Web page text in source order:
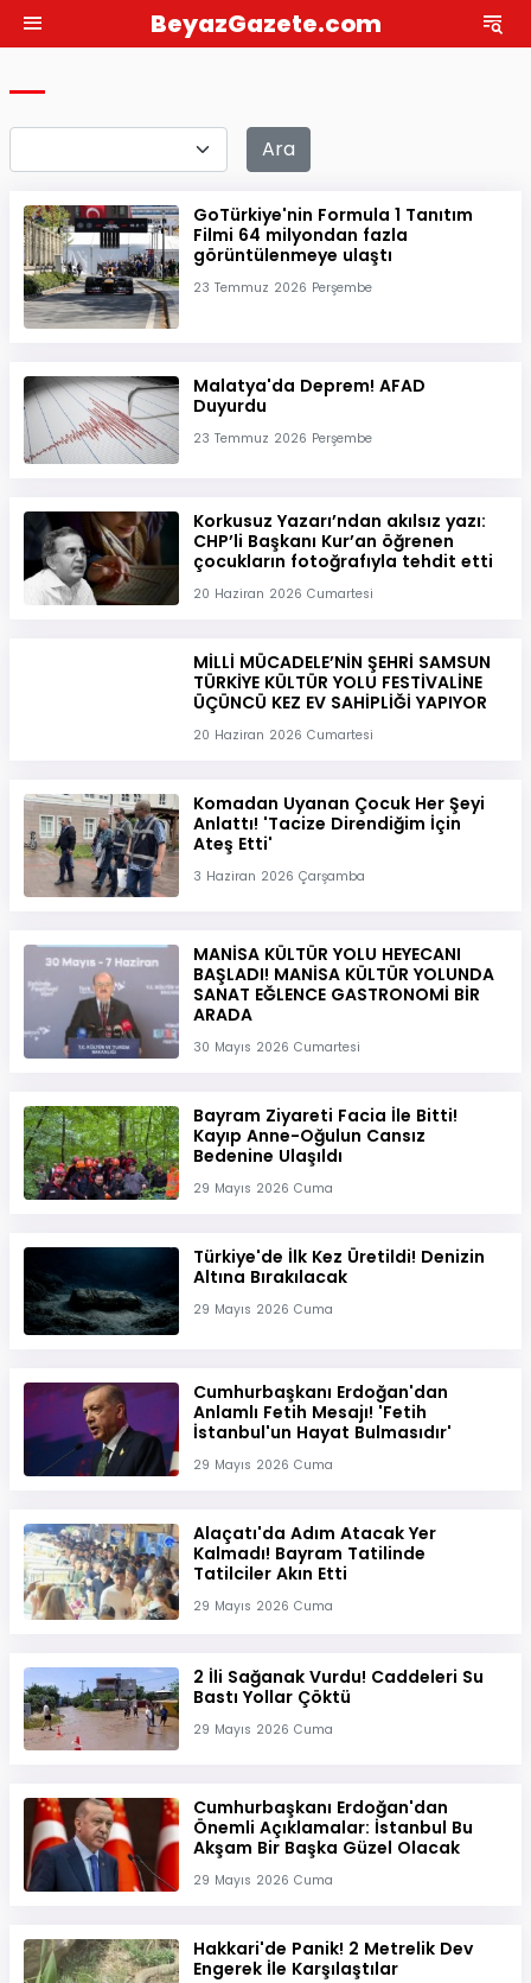
BeyazGazete.com
Ara
GoTürkiye'nin Formula 1 Tanıtım
Filmi 64 milyondan fazla
görüntülenmeye ulaştı
23 Temmuz 2026 Perşembe
Malatya'da Deprem! AFAD
Duyurdu
23 Temmuz 2026 Perşembe
Korkusuz Yazarı’ndan akılsız yazı:
CHP’li Başkanı Kur’an öğrenen
çocukların fotoğrafıyla tehdit etti
20 Haziran 2026 Cumartesi
MİLLİ MÜCADELE’NİN ŞEHRİ SAMSUN
TÜRKİYE KÜLTÜR YOLU FESTİVALİNE
ÜÇÜNCÜ KEZ EV SAHİPLİĞİ YAPIYOR
20 Haziran 2026 Cumartesi
Komadan Uyanan Çocuk Her Şeyi
Anlattı! 'Tacize Direndiğim İçin
Ateş Etti'
3 Haziran 2026 Çarşamba
MANİSA KÜLTÜR YOLU HEYECANI
BAŞLADI! MANİSA KÜLTÜR YOLUNDA
SANAT EĞLENCE GASTRONOMİ BİR
ARADA
30 Mayıs 2026 Cumartesi
Bayram Ziyareti Facia İle Bitti!
Kayıp Anne-Oğulun Cansız
Bedenine Ulaşıldı
29 Mayıs 2026 Cuma
Türkiye'de İlk Kez Üretildi! Denizin
Altına Bırakılacak
29 Mayıs 2026 Cuma
Cumhurbaşkanı Erdoğan'dan
Anlamlı Fetih Mesajı! 'Fetih
İstanbul'un Hayat Bulmasıdır'
29 Mayıs 2026 Cuma
Alaçatı'da Adım Atacak Yer
Kalmadı! Bayram Tatilinde
Tatilciler Akın Etti
29 Mayıs 2026 Cuma
2 İli Sağanak Vurdu! Caddeleri Su
Bastı Yollar Çöktü
29 Mayıs 2026 Cuma
Cumhurbaşkanı Erdoğan'dan
Önemli Açıklamalar: İstanbul Bu
Akşam Bir Başka Güzel Olacak
29 Mayıs 2026 Cuma
Hakkari'de Panik! 2 Metrelik Dev
Engerek İle Karşılaştılar